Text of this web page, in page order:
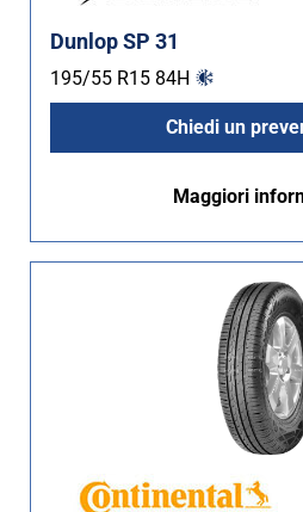
Dunlop SP 31
195/55 R15 84H
Chiedi un
Maggiori